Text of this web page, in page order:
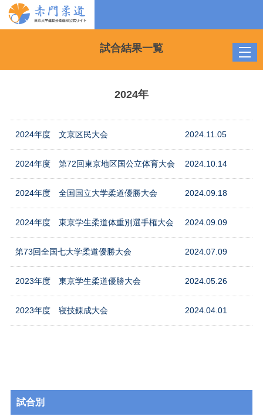
試合結果一覧
2024年
2024年度 文京区民大会 2024.11.05
2024年度 第72回東京地区国公立体育大会 2024.10.14
2024年度 全国国立大学柔道優勝大会 2024.09.18
2024年度 東京学生柔道体重別選手権大会 2024.09.09
第73回全国七大学柔道優勝大会 2024.07.09
2023年度 東京学生柔道優勝大会 2024.05.26
2023年度 寝技錬成大会 2024.04.01
試合別